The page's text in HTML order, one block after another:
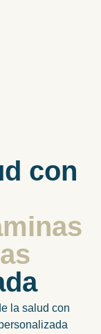
con
la salud con